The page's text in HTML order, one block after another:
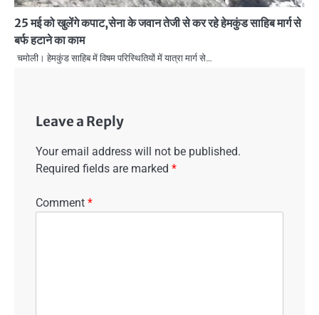
25 मई को खुलेंगे कपाट,सेना के जवान तेजी से कर रहे हेमकुंड साहिब मार्ग से
बर्फ हटाने का काम
चमोली। हेमकुंड साहिब में विषम परिस्थितियों में यात्रा मार्ग से…
Leave a Reply
Your email address will not be published.
Required fields are marked *
Comment *